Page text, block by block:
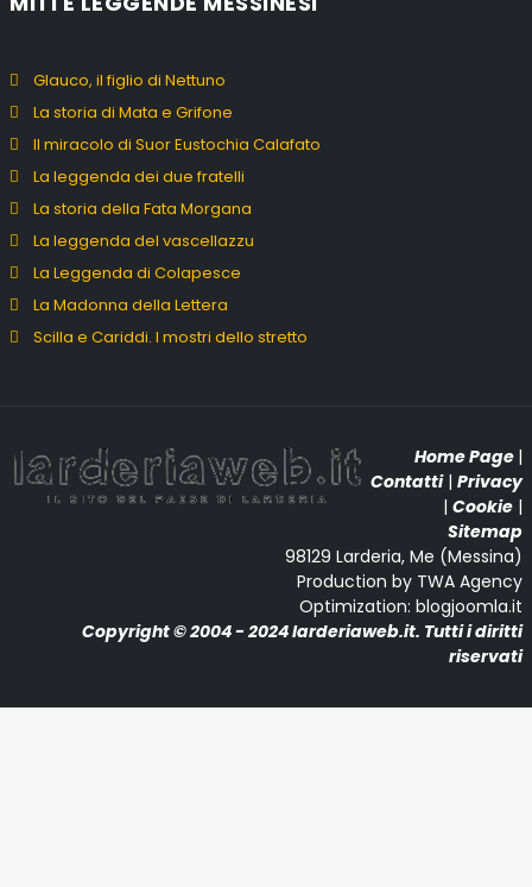
Glauco, il figlio di Nettuno
La storia di Mata e Grifone
Il miracolo di Suor Eustochia Calafato
La leggenda dei due fratelli
La storia della Fata Morgana
La leggenda del vascellazzu
La Leggenda di Colapesce
La Madonna della Lettera
Scilla e Cariddi. I mostri dello stretto
Home Page |
Contatti| Privacy
| Cookie |
Sitemap
98129 Larderia, Me (Messina)
Production by TWA Agency
Optimization: blogjoomla.it
Copyright © 2004 - 2024 larderiaweb.it. Tutti i diritti
riservati